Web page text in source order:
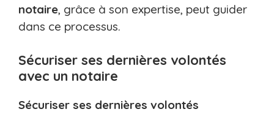
notaire, grâce à son expertise, peut guider
dans ce processus.
Sécuriser ses dernières volontés
avec un notaire
Sécuriser ses dernières volontés